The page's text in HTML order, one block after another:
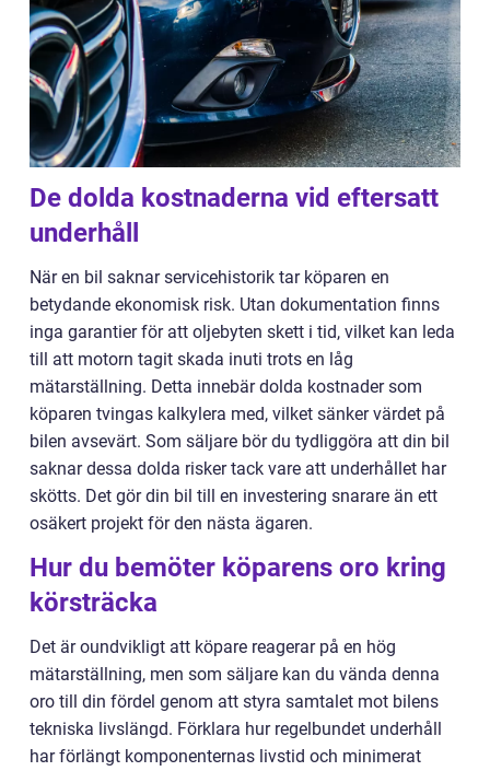
De dolda kostnaderna vid eftersatt
underhåll
När en bil saknar servicehistorik tar köparen en
betydande ekonomisk risk. Utan dokumentation finns
inga garantier för att oljebyten skett i tid, vilket kan leda
till att motorn tagit skada inuti trots en låg
mätarställning. Detta innebär dolda kostnader som
köparen tvingas kalkylera med, vilket sänker värdet på
bilen avsevärt. Som säljare bör du tydliggöra att din bil
saknar dessa dolda risker tack vare att underhållet har
skötts. Det gör din bil till en investering snarare än ett
osäkert projekt för den nästa ägaren.
Hur du bemöter köparens oro kring
körsträcka
Det är oundvikligt att köpare reagerar på en hög
mätarställning, men som säljare kan du vända denna
oro till din fördel genom att styra samtalet mot bilens
tekniska livslängd. Förklara hur regelbundet underhåll
har förlängt komponenternas livstid och minimerat